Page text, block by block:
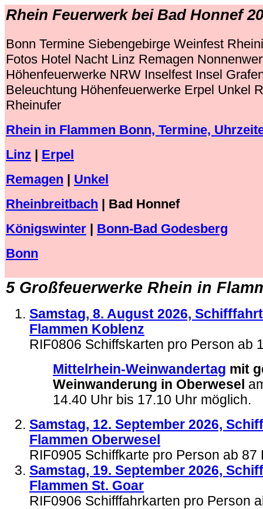
Rhein Feuerwerk bei Bad Honnef
Bonn Termine Siebengebirge Weinfest
Fotos Hotel Nacht Linz Remagen
Höhenfeuerwerke NRW Inselfest Insel
Beleuchtung Höhenfeuerwerke Erpel Unkel
Rheinufer
Rhein in Flammen Bonn, Termine,
Linz
Erpel
Remagen
Unkel
Rheinbreitbach | Bad Honnef
Königswinter
Bonn-Bad Godesberg
Bonn
5 Großfeuerwerke Rhein in
Samstag, 8. August 2026,
Flammen Koblenz
RIF0806 Schiffskarten pro Person ab
Mittelrhein-Weinwandertag mit
Weinwanderung in Oberwesel
14.40 Uhr bis 17.10 Uhr möglich.
Samstag, 12. September 2026,
Flammen Oberwesel
RIF0905 Schiffkarte pro Person ab 87
Samstag, 19. September 2026,
Flammen St. Goar
RIF0906 Schifffahrkarten pro Person